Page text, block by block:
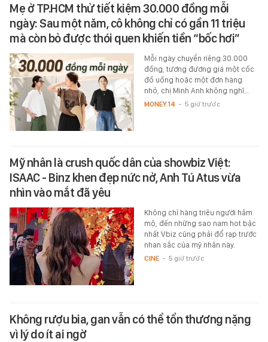
Mẹ ở TP.HCM thử tiết kiệm 30.000 đồng mỗi
ngày: Sau một năm, cô không chỉ có gần 11 triệu
mà còn bỏ được thói quen khiến tiền “bốc hơi”
Mỗi ngày chuyển riêng 30.000
đồng, tương đương giá một cốc
đồ uống hoặc một đơn hàng
nhỏ, chị Minh Anh không nghĩ…
MONEY.14 - 5 giờ trước
Mỹ nhân là crush quốc dân của showbiz Việt:
ISAAC - Binz khen đẹp nức nở, Anh Tú Atus vừa
nhìn vào mắt đã yêu
Không chỉ hàng triệu người hâm
mộ, đến những sao nam hot bậc
nhất Vbiz cũng phải đổ rạp trước
nhan sắc của mỹ nhân này.
CINE - 5 giờ trước
Không rượu bia, gan vẫn có thể tổn thương nặng
vì lý do ít ai ngờ